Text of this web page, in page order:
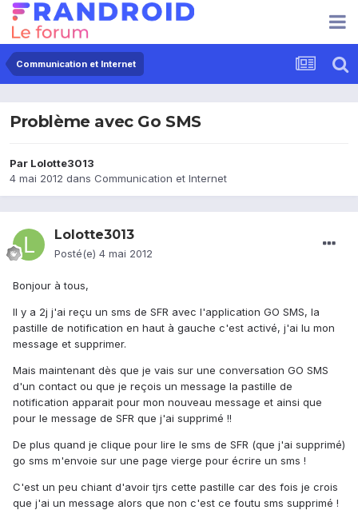
Communication et Internet
Problème avec Go SMS
Par Lolotte3013
4 mai 2012 dans Communication et Internet
Lolotte3013
Posté(e) 4 mai 2012
Bonjour à tous,
Il y a 2j j'ai reçu un sms de SFR avec l'application GO SMS, la
pastille de notification en haut à gauche c'est activé, j'ai lu mon
message et supprimer.
Mais maintenant dès que je vais sur une conversation GO SMS
d'un contact ou que je reçois un message la pastille de
notification apparait pour mon nouveau message et ainsi que
pour le message de SFR que j'ai supprimé !!
De plus quand je clique pour lire le sms de SFR (que j'ai supprimé)
go sms m'envoie sur une page vierge pour écrire un sms !
C'est un peu chiant d'avoir tjrs cette pastille car des fois je crois
que j'ai un message alors que non c'est ce foutu sms supprimé !